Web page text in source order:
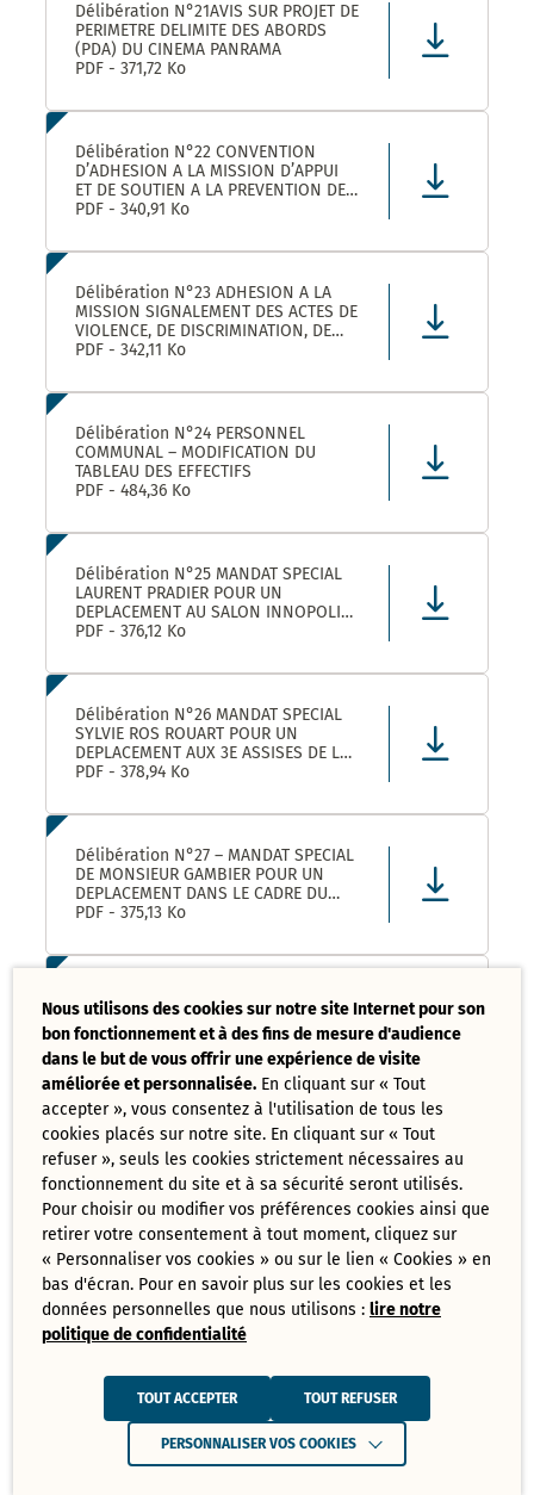
Délibération N°21AVIS SUR PROJET DE
PERIMETRE DELIMITE DES ABORDS
(PDA) DU CINEMA PANRAMA
PDF - 371,72 Ko
Délibération N°22 CONVENTION
D’ADHESION A LA MISSION D’APPUI
ET DE SOUTIEN A LA PREVENTION DES
RISQUES PROFESSIONNELS
PDF - 340,91 Ko
Délibération N°23 ADHESION A LA
MISSION SIGNALEMENT DES ACTES DE
VIOLENCE, DE DISCRIMINATION, DE
HARCELEMENT ET D’AGISSEMENTS
PDF - 342,11 Ko
Délibération N°24 PERSONNEL
COMMUNAL – MODIFICATION DU
TABLEAU DES EFFECTIFS
PDF - 484,36 Ko
Délibération N°25 MANDAT SPECIAL
LAURENT PRADIER POUR UN
DEPLACEMENT AU SALON INNOPOLIS
A PARIS
PDF - 376,12 Ko
Délibération N°26 MANDAT SPECIAL
SYLVIE ROS ROUART POUR UN
DEPLACEMENT AUX 3E ASSISES DE LA
VOIE D’ARLES A ARLES
PDF - 378,94 Ko
Délibération N°27 – MANDAT SPECIAL
DE MONSIEUR GAMBIER POUR UN
DEPLACEMENT DANS LE CADRE DU
FORUM DES ELUS INFO JEUNES A
PDF - 375,13 Ko
Liste des délibérations examinées
Conseil Municipal 17 mars 2025
PDF - 121,08 Ko
Ordre du jour du Conseil Municipal 17
mars 2025
PDF - 73,70 Ko
Tout
télécharger
Juin
Ressources de Juin 2025
Convocation Conseil Municipal du 30
PDF - 231,28 Ko
Nous utilisons des cookies sur notre site Internet pour son
bon fonctionnement et à des fins de mesure d'audience
dans le but de vous offrir une expérience de visite
améliorée et personnalisée. En cliquant sur « Tout
accepter », vous consentez à l'utilisation de tous les
cookies placés sur notre site. En cliquant sur « Tout
refuser », seuls les cookies strictement nécessaires au
fonctionnement du site et à sa sécurité seront utilisés.
Pour choisir ou modifier vos préférences cookies ainsi que
retirer votre consentement à tout moment, cliquez sur
« Personnaliser vos cookies » ou sur le lien « Cookies » en
bas d'écran. Pour en savoir plus sur les cookies et les
données personnelles que nous utilisons :lire notre
politique de confidentialité
TOUT ACCEPTER TOUT REFUSER
PERSONNALISER VOS COOKIES